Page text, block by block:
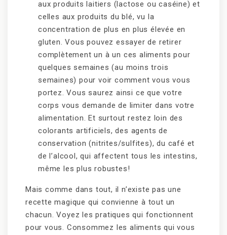
aux produits laitiers (lactose ou caséine) et
celles aux produits du blé, vu la
concentration de plus en plus élevée en
gluten. Vous pouvez essayer de retirer
complètement un à un ces aliments pour
quelques semaines (au moins trois
semaines) pour voir comment vous vous
portez. Vous saurez ainsi ce que votre
corps vous demande de limiter dans votre
alimentation. Et surtout restez loin des
colorants artificiels, des agents de
conservation (nitrites/sulfites), du café et
de l’alcool, qui affectent tous les intestins,
même les plus robustes!
Mais comme dans tout, il n’existe pas une
recette magique qui convienne à tout un
chacun. Voyez les pratiques qui fonctionnent
pour vous. Consommez les aliments qui vous